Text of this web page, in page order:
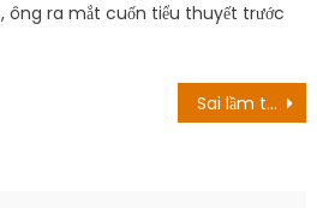
ông ra mắt cuốn tiểu thuyết trước
Sai lầm trong ngôi mộ của Ruka! Ngày phát hành